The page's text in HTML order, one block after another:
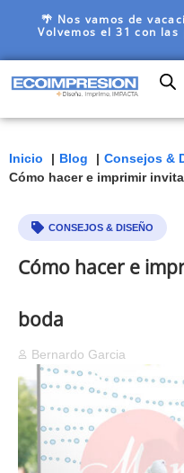
🌴 Nos vamos de
Volvemos el 31 con las
Inicio Blog
Consejos &
Cómo hacer e imprimir
CONSEJOS & DISEÑO
Cómo hacer e
boda
Bernardo Garcia